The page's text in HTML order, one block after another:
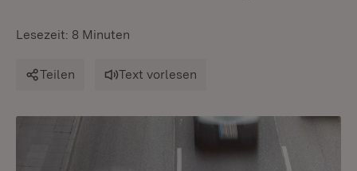
Lesezeit: 8 Minuten
Teilen Text vorlesen